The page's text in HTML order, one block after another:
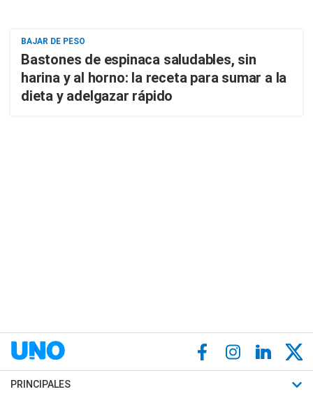
BAJAR DE PESO
Bastones de espinaca saludables, sin
harina y al horno: la receta para sumar a la
dieta y adelgazar rápido
PRINCIPALES